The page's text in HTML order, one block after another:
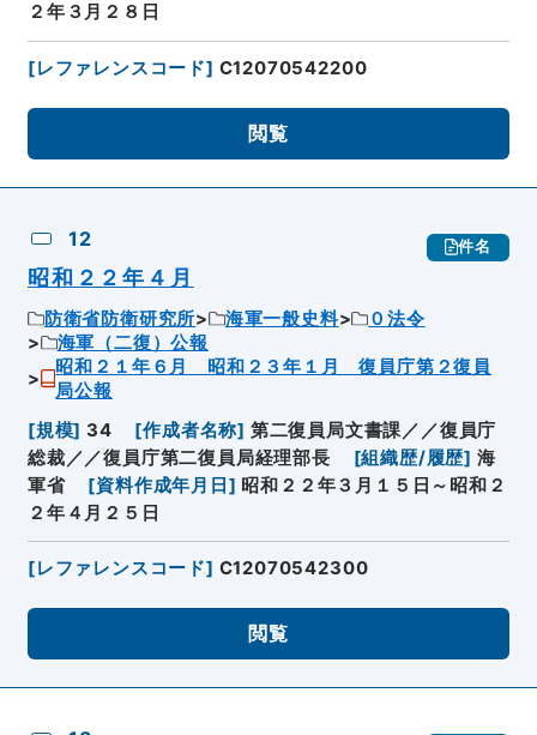
２年３月２８日
[レファレンスコード] C12070542200
閲覧
12 件名
昭和２２年４月
防衛省防衛研究所 海軍一般史料
０法令
海軍（二復）公報
昭和２１年６月 昭和２３年１月 復員庁第２復員
局公報
[規模] 34 [作成者名称] 第二復員局文書課／／復員庁
総裁／／復員庁第二復員局経理部長
[組織歴/履歴] 海
軍省
[資料作成年月日 ] 昭和２２年３月１５日～昭和２
２年４月２５日
[レファレンスコード] C12070542300
閲覧